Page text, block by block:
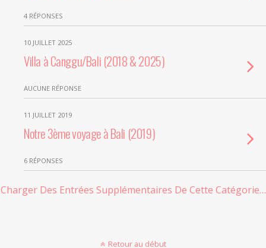
4 RÉPONSES
10 JUILLET 2025
Villa à Canggu/Bali (2018 & 2025)
AUCUNE RÉPONSE
11 JUILLET 2019
Notre 3ème voyage à Bali (2019)
6 RÉPONSES
Charger Des Entrées Supplémentaires De Cette Catégorie…
Retour au début